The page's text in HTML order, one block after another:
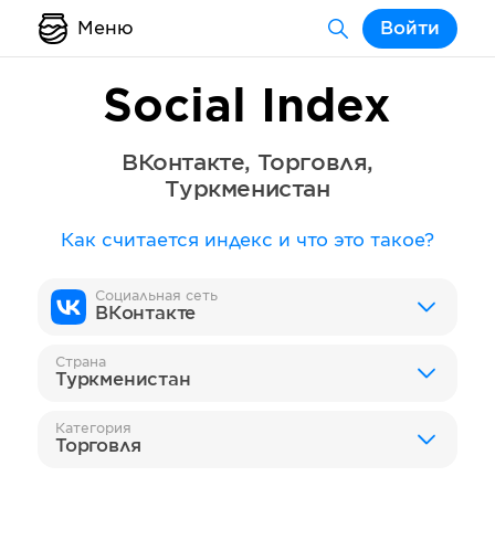
Меню Войти
Social Index
ВКонтакте, Торговля,
Туркменистан
Как считается индекс и что это такое?
Социальная сеть
ВКонтакте
Страна
Туркменистан
Категория
Торговля